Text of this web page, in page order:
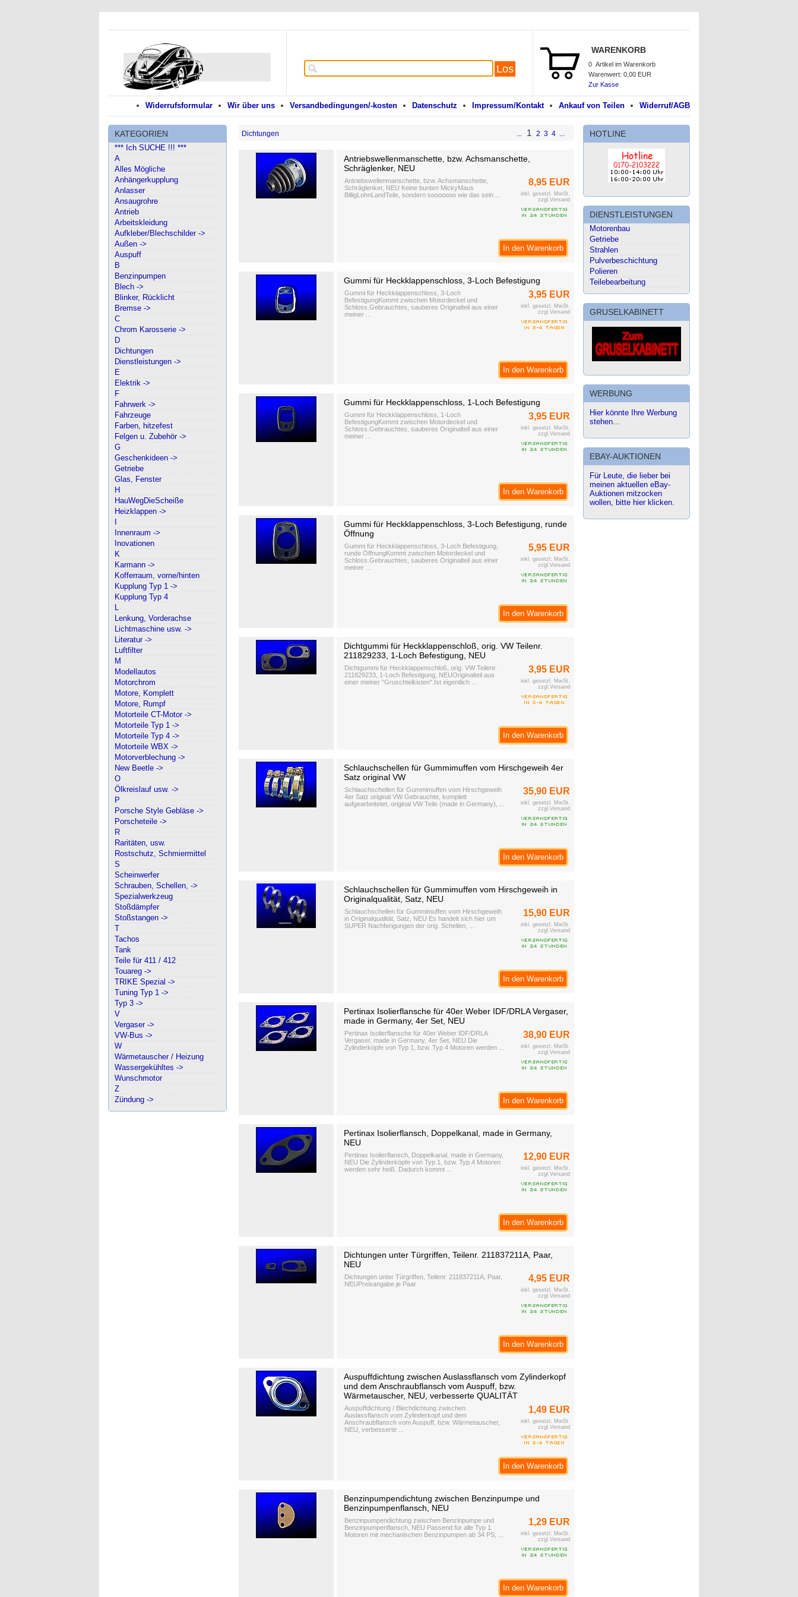
Widerruf/AGB
Ankauf von Teilen
Impressum/Kontakt
Datenschutz
Versandbedingungen/-kosten
Wir über uns
Widerrufsformular
Los
WARENKORB
0 Artikel im Warenkorb
Warenwert: 0,00 EUR
Zur Kasse
KATEGORIEN
*** Ich SUCHE !!! ***
A
Alles Mögliche
Anhängerkupplung
Anlasser
Ansaugrohre
Antrieb
Arbeitskleidung
Aufkleber/Blechschilder ->
Außen ->
Auspuff
B
Benzinpumpen
Blech ->
Blinker, Rücklicht
Bremse ->
C
Chrom Karosserie ->
D
Dichtungen
Dienstleistungen ->
E
Elektrik ->
F
Fahrwerk ->
Fahrzeuge
Farben, hitzefest
Felgen u. Zubehör ->
G
Geschenkideen ->
Getriebe
Glas, Fenster
H
HauWegDieScheiße
Heizklappen ->
Innenraum ->
Inovationen
K
Karmann ->
Kofferraum, vorne/hinten
Kupplung Typ 1 ->
Kupplung Typ 4
L
Lenkung, Vorderachse
Lichtmaschine usw. ->
Literatur ->
Luftfilter
M
Modellautos
Motorchrom
Motore, Komplett
Motore, Rumpf
Motorteile CT-Motor ->
Motorteile Typ 1 ->
Motorteile Typ 4 ->
Motorteile WBX ->
Motorverblechung ->
New Beetle ->
O
Ölkreislauf usw. ->
P
Porsche Style Gebläse ->
Porscheteile ->
R
Raritäten, usw.
Rostschutz, Schmiermittel
S
Scheinwerfer
Schrauben, Schellen, ->
Spezialwerkzeug
Stoßdämpfer
Stoßstangen ->
T
Tachos
Tank
Teile für 411 / 412
Touareg ->
TRIKE Spezial ->
Tuning Typ 1 ->
Typ 3 ->
V
Vergaser ->
VW-Bus ->
W
Wärmetauscher / Heizung
Wassergekühltes ->
Wunschmotor
Z
Zündung ->
Dichtungen ... 1 2 3 4 ...
Antriebswellenmanschette, bzw. Achsmanschette,
Schräglenker, NEU
Antriebswellenmanschette, bzw. Achsmanschette,
Schräglenker, NEU Keine bunten MickyMaus
BilligLohnLandTeile, sondern sooooooo wie das sein ...
8,95 EUR
inkl. gesetzl. MwSt.
zzgl.Versand
In den Warenkorb
Gummi für Heckklappenschloss, 3-Loch Befestigung
Gummi für Heckklappenschloss, 3-Loch
BefestigungKommt zwischen Motordeckel und
Schloss.Gebrauchtes, sauberes Originalteil aus einer
meiner ...
3,95 EUR
inkl. gesetzl. MwSt.
zzgl.Versand
In den Warenkorb
Gummi für Heckklappenschloss, 1-Loch Befestigung
Gummi für Heckklappenschloss, 1-Loch
BefestigungKommt zwischen Motordeckel und
Schloss.Gebrauchtes, sauberes Originalteil aus einer
meiner ...
3,95 EUR
inkl. gesetzl. MwSt.
zzgl.Versand
In den Warenkorb
Gummi für Heckklappenschloss, 3-Loch Befestigung, runde
Öffnung
Gummi für Heckklappenschloss, 3-Loch Befestigung,
runde ÖffnungKommt zwischen Motordeckel und
Schloss.Gebrauchtes, sauberes Originalteil aus einer
meiner ...
5,95 EUR
inkl. gesetzl. MwSt.
zzgl.Versand
In den Warenkorb
Dichtgummi für Heckklappenschloß, orig. VW Teilenr.
211829233, 1-Loch Befestigung, NEU
Dichtgummi für Heckklappenschloß, orig. VW Teilenr.
211829233, 1-Loch Befestigung, NEUOriginalteil aus
einer meiner "Gruschtelkisten".Ist eigentlich ...
3,95 EUR
inkl. gesetzl. MwSt.
zzgl.Versand
In den Warenkorb
Schlauchschellen für Gummimuffen vom Hirschgeweih 4er
Satz original VW
Schlauchschellen für Gummimuffen vom Hirschgeweih
4er Satz original VW Gebrauchte, komplett
aufgearbeitetet, original VW Teile (made in Germany), ...
35,90 EUR
inkl. gesetzl. MwSt.
zzgl.Versand
In den Warenkorb
Schlauchschellen für Gummimuffen vom Hirschgeweih in
Originalqualität, Satz, NEU
Schlauchschellen für Gummimuffen vom Hirschgeweih
in Originalqualität, Satz, NEU Es handelt sich hier um
SUPER Nachferigungen der orig. Schellen, ...
15,90 EUR
inkl. gesetzl. MwSt.
zzgl.Versand
In den Warenkorb
Pertinax Isolierflansche für 40er Weber IDF/DRLA Vergaser,
made in Germany, 4er Set, NEU
Pertinax Isolierflansche für 40er Weber IDF/DRLA
Vergaser, made in Germany, 4er Set, NEU Die
Zylinderköpfe von Typ 1, bzw. Typ 4 Motoren werden ...
38,90 EUR
inkl. gesetzl. MwSt.
zzgl.Versand
In den Warenkorb
Pertinax Isolierflansch, Doppelkanal, made in Germany,
NEU
Pertinax Isolierflansch, Doppelkanal, made in Germany,
NEU Die Zylinderköpfe von Typ 1, bzw. Typ 4 Motoren
werden sehr heiß. Dadurch kommt ...
12,90 EUR
inkl. gesetzl. MwSt.
zzgl.Versand
In den Warenkorb
Dichtungen unter Türgriffen, Teilenr. 211837211A, Paar,
NEU
Dichtungen unter Türgriffen, Teilenr. 211837211A, Paar,
NEUPreisangabe je Paar
4,95 EUR
inkl. gesetzl. MwSt.
zzgl.Versand
In den Warenkorb
Auspuffdichtung zwischen Auslassflansch vom Zylinderkopf
und dem Anschraubflansch vom Auspuff, bzw.
Wärmetauscher, NEU, verbesserte QUALITÄT
Auspuffdichtung / Blechdichtung zwischen
Auslassflansch vom Zylinderkopf und dem
Anschraubflansch vom Auspuff, bzw. Wärmetauscher,
NEU, verbesserte ...
1,49 EUR
inkl. gesetzl. MwSt.
zzgl.Versand
In den Warenkorb
Benzinpumpendichtung zwischen Benzinpumpe und
Benzinpumpenflansch, NEU
Benzinpumpendichtung zwischen Benzinpumpe und
Benzinpumpenflansch, NEU Passend für alle Typ 1
Motoren mit mechanischen Benzinpumpen ab 34 PS, ...
1,29 EUR
inkl. gesetzl. MwSt.
zzgl.Versand
In den Warenkorb
HOTLINE
DIENSTLEISTUNGEN
Motorenbau
Getriebe
Strahlen
Pulverbeschichtung
Polieren
Teilebearbeitung
GRUSELKABINETT
WERBUNG
Hier könnte Ihre Werbung
stehen...
EBAY-AUKTIONEN
Für Leute, die lieber bei
meinen aktuellen eBay-
Auktionen mitzocken
wollen, bitte hier klicken.